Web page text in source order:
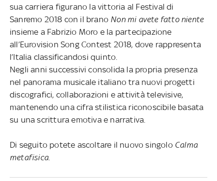
sua carriera figurano la vittoria al Festival di
Sanremo 2018 con il brano Non mi avete fatto niente
insieme a Fabrizio Moro e la partecipazione
all’Eurovision Song Contest 2018, dove rappresenta
l’Italia classificandosi quinto.
Negli anni successivi consolida la propria presenza
nel panorama musicale italiano tra nuovi progetti
discografici, collaborazioni e attività televisive,
mantenendo una cifra stilistica riconoscibile basata
su una scrittura emotiva e narrativa.
Di seguito potete ascoltare il nuovo singolo Calma
metafisica.